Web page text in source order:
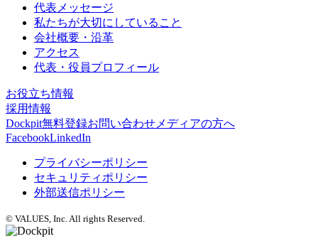
代表メッセージ
私たちが大切にしていること
会社概要・沿革
アクセス
代表・役員プロフィール
お役立ち情報
採用情報
Dockpit無料登録お問い合わせ メディアの方へ
FacebookLinkedIn
プライバシーポリシー
セキュリティポリシー
外部送信ポリシー
© VALUES, Inc. All rights Reserved.